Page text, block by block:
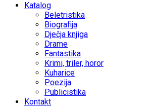
Katalog
Beletristika
Biografija
Dječja knjiga
Drame
Fantastika
Krimi, triler, horor
Kuharice
Poezija
Publicistika
Kontakt